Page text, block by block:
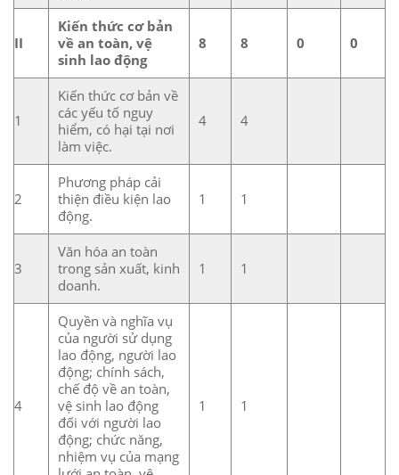
II
Kiến thức cơ bản
về an toàn, vệ
sinh lao động
8 8 0 0
1
Kiến thức cơ bản về
các yếu tố nguy
hiểm, có hại tại nơi
làm việc.
4 4
2
Phương pháp cải
thiện điều kiện lao
động.
1 1
3
Văn hóa an toàn
trong sản xuất, kinh
doanh.
1 1
4
Quyền và nghĩa vụ
của người sử dụng
lao động, người lao
động; chính sách,
chế độ về an toàn,
vệ sinh lao động
đối với người lao
động; chức năng,
nhiệm vụ của mạng
1 1